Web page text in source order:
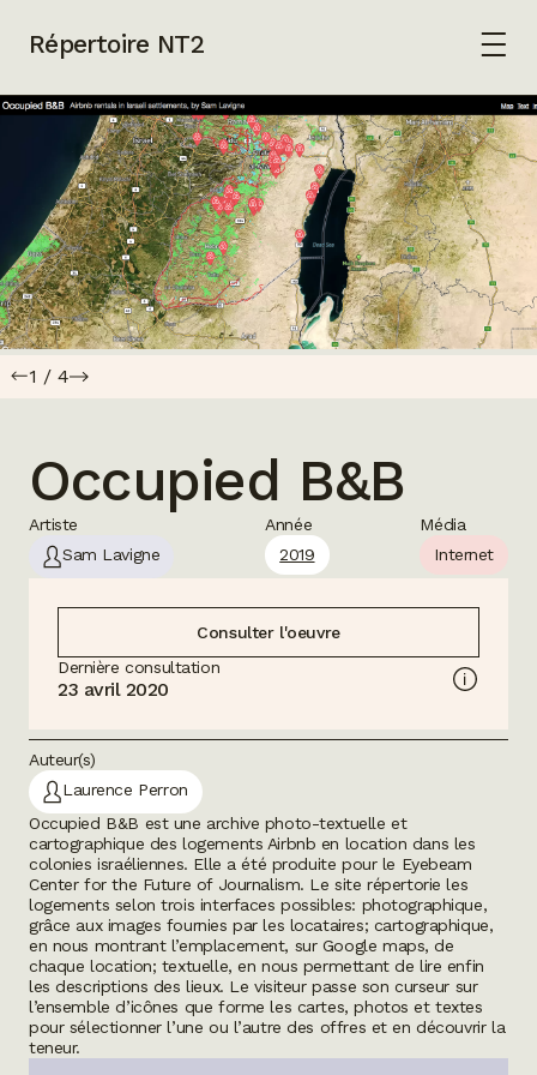
Répertoire NT2
1 / 4
Occupied B&B
Artiste
Sam Lavigne
Année
2019
Média
Internet
Consulter l'oeuvre
Dernière consultation
23 avril 2020
Auteur(s)
Laurence Perron
Occupied B&B est une archive photo-textuelle et
cartographique des logements Airbnb en location dans les
colonies israéliennes. Elle a été produite pour le Eyebeam
Center for the Future of Journalism. Le site répertorie les
logements selon trois interfaces possibles: photographique,
grâce aux images fournies par les locataires; cartographique,
en nous montrant l’emplacement, sur Google maps, de
chaque location; textuelle, en nous permettant de lire enfin
les descriptions des lieux. Le visiteur passe son curseur sur
l’ensemble d’icônes que forme les cartes, photos et textes
pour sélectionner l’une ou l’autre des offres et en découvrir la
teneur.